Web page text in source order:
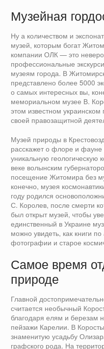
Музейная
Ну а количеством и
музей, которым богат
компании ОЛК — это
профессиональные
музеям города. В
представлено более 5000
о самых интересных вы,
мемориальном музее В.
этом известном украинском
своей правозащитной
Музей природы в
расскажет о флоре и фауне
уникальную геологическую
веке волынским
посещение Житомира без
конечно, музея
году родился
С. Королев, после смерти
был открыт музей, чтобы
единственный в Украине
можно увидеть, как книги
фотографии и старое
Самое время
природе
Главной
считается необычный
благодаря елям и березам
пейзажи Карелии. В
знаменитую усадьбу
графского рода. На